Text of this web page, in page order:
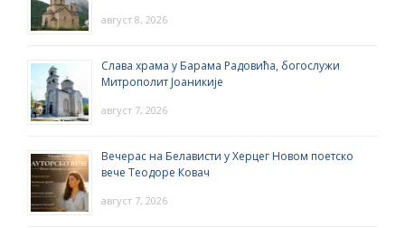
август 8, 2026
Слава храма у Барама Радовића, богослужи
Митрополит Јоаникије
август 7, 2026
Вечерас на Белависти у Херцег Новом поетско
вече Теодоре Ковач
август 7, 2026